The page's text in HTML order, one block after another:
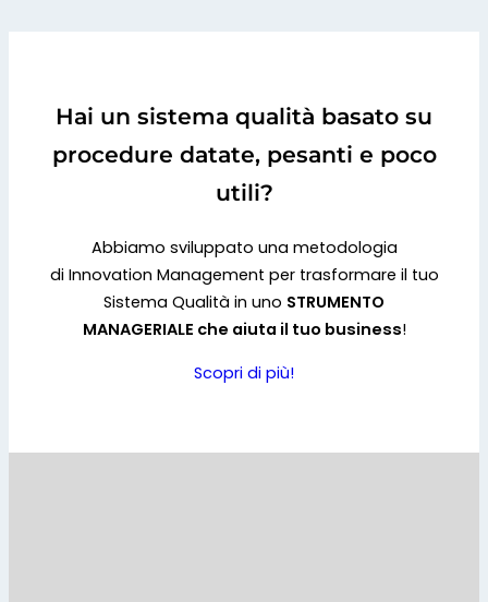
Hai un sistema qualità basato su
procedure datate, pesanti e poco
utili?
Abbiamo sviluppato una metodologia
di Innovation Management per trasformare il tuo
Sistema Qualità in uno STRUMENTO
MANAGERIALE che aiuta il tuo business!
Scopri di più!